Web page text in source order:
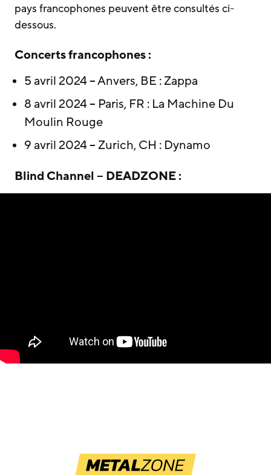
pays francophones peuvent être consultés ci-
dessous.
Concerts francophones :
5 avril 2024 – Anvers, BE : Zappa
8 avril 2024 – Paris, FR : La Machine Du
Moulin Rouge
9 avril 2024 – Zurich, CH : Dynamo
Blind Channel – DEADZONE :